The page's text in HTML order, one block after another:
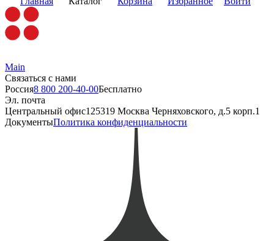
Main
Связаться с нами
Россия8 800 200-40-00Бесплатно
Эл. почта
Центральный офис125319 Москва Черняховского, д.5 корп.1
ДокументыПолитика конфиденциальности